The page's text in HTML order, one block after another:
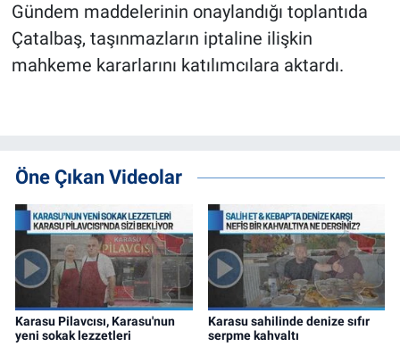
Gündem maddelerinin onaylandığı toplantıda
Çatalbaş, taşınmazların iptaline ilişkin
mahkeme kararlarını katılımcılara aktardı.
Öne Çıkan Videolar
Karasu Pilavcısı, Karasu'nun
yeni sokak lezzetleri
Karasu sahilinde denize sıfır
serpme kahvaltı